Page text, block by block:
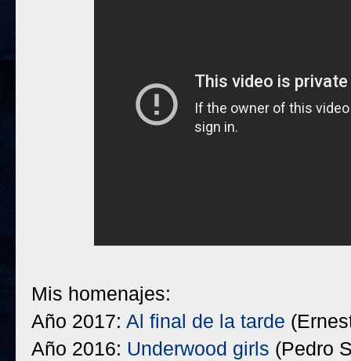
Mis homenajes:
Año 2017: Al final de la tarde
Año 2016: Underwood girls (Pedro